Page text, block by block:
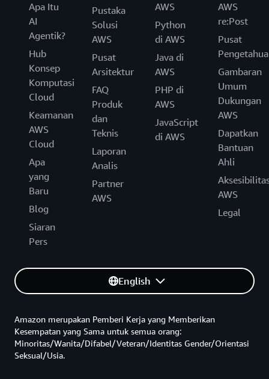
Apa Itu
AI
Agentik?
Hub
Konsep
Komputasi
Cloud
Keamanan
AWS
Cloud
Apa
yang
Baru
Blog
Siaran
Pers
Pustaka
Solusi
AWS
Pusat
Arsitektur
FAQ
Produk
dan
Teknis
Laporan
Analis
Partner
AWS
AWS
Python
di AWS
Java di
AWS
PHP di
AWS
JavaScript
di AWS
AWS
re:Post
Pusat
Gambaran
Umum
Dukungan
AWS
Dapatkan
Bantuan
Ahli
AWS
Legal
English
Amazon merupakan Pemberi Kerja yang Memberikan
Kesempatan yang Sama untuk semua orang:
Minoritas/Wanita/Difabel/Veteran/Identitas Gender/Orientasi
Seksual/Usia.